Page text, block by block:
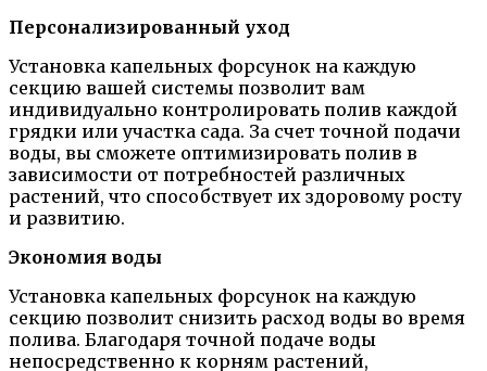
Персонализированный уход
Установка капельных форсунок на каждую
секцию вашей системы позволит вам
индивидуально контролировать полив каждой
грядки или участка сада. За счет точной подачи
воды, вы сможете оптимизировать полив в
зависимости от потребностей различных
растений, что способствует их здоровому росту
и развитию.
Экономия воды
Установка капельных форсунок на каждую
секцию позволит снизить расход воды во время
полива. Благодаря точной подаче воды
непосредственно к корням растений,